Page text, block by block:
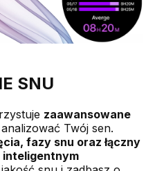
SNU
zaawansowane
Twój sen.
fazy snu oraz łączny
inteligentnym